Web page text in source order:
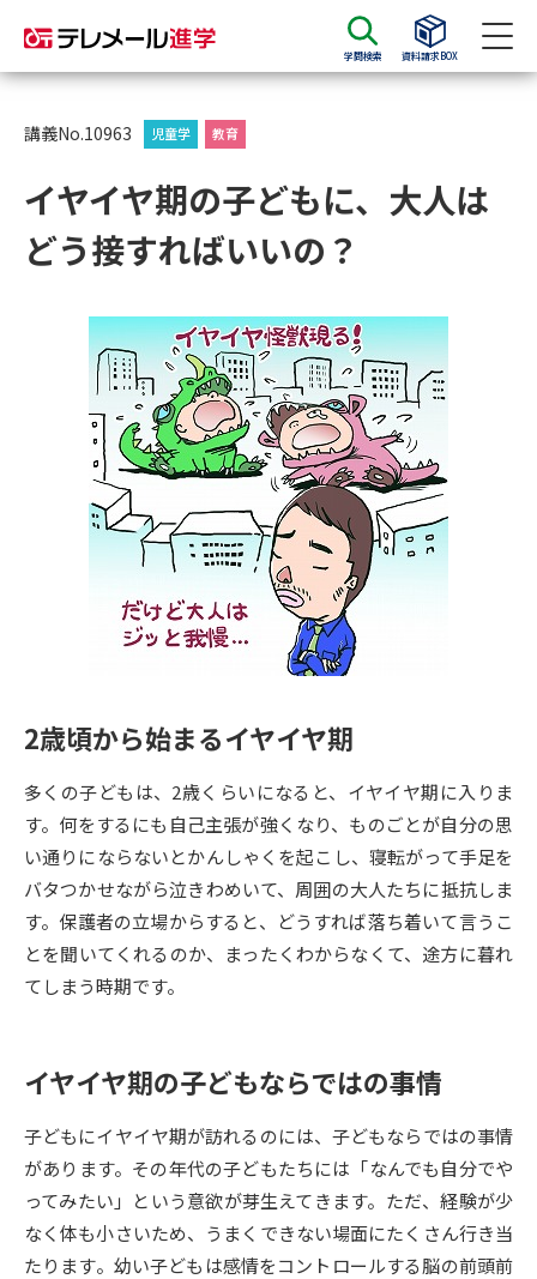
学問検索 資料請求BOX
資料請求
大学・短大の資料種類から請求
総合型選抜・学校推薦型選抜 募
集要項＆願書
大学入学共通テスト利用選抜の
募集要項＆願書
過去問題集
大学・短大以外の資料から請求
専門学校の資料請求 大学院の資料請求
留学・進学関連、塾・予備校
大学入学共通テスト「受験案
内」の請求
高等学校卒業程度認定試験
幼稚園教員資格認定試験 小学校教員資格認定試験
高等学校（情報）教員資格認定
試験
大学研究 大学検索
大学で学べる内容や特徴を調べる
集
データサイエンス特集 奨学金・特待生制度特集
デジタルパンフレット 進路の３択
新学年スタート号特集ページ
（高3生用）
新学年スタート号特集ページ
（高2生用）
講義No.10963 児童学 教育
イヤイヤ期の子どもに、大人は
どう接すればいいの？
2歳頃から始まるイヤイヤ期
多くの子どもは、2歳くらいになると、イヤイヤ期に入りま
す。何をするにも自己主張が強くなり、ものごとが自分の思
い通りにならないとかんしゃくを起こし、寝転がって手足を
バタつかせながら泣きわめいて、周囲の大人たちに抵抗しま
す。保護者の立場からすると、どうすれば落ち着いて言うこ
とを聞いてくれるのか、まったくわからなくて、途方に暮れ
てしまう時期です。
イヤイヤ期の子どもならではの事情
子どもにイヤイヤ期が訪れるのには、子どもならではの事情
があります。その年代の子どもたちには「なんでも自分でや
ってみたい」という意欲が芽生えてきます。ただ、経験が少
なく体も小さいため、うまくできない場面にたくさん行き当
たります。幼い子どもは感情をコントロールする脳の前頭前